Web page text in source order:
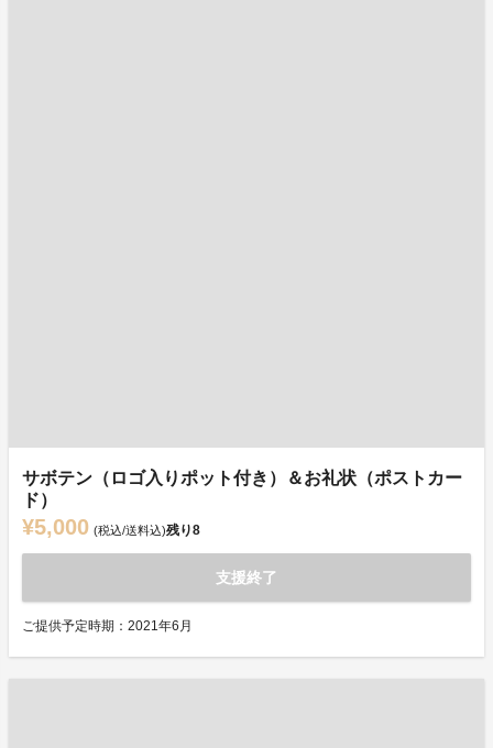
サボテン（ロゴ入りポット付き）＆お礼状（ポストカー
ド）
¥5,000 (税込/送料込)残り8
支援終了
ご提供予定時期：2021年6月